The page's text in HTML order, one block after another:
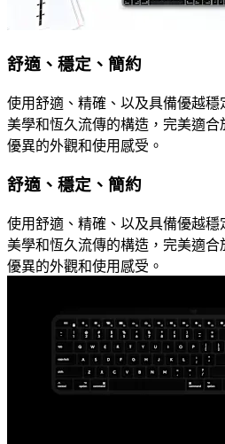
舒適、穩定、簡約
使用舒適、精確、以及具備優越
美學和恆久流傳的構造，完美適合
優異的外觀和使用感受。
舒適、穩定、簡約
使用舒適、精確、以及具備優越
美學和恆久流傳的構造，完美適合
優異的外觀和使用感受。